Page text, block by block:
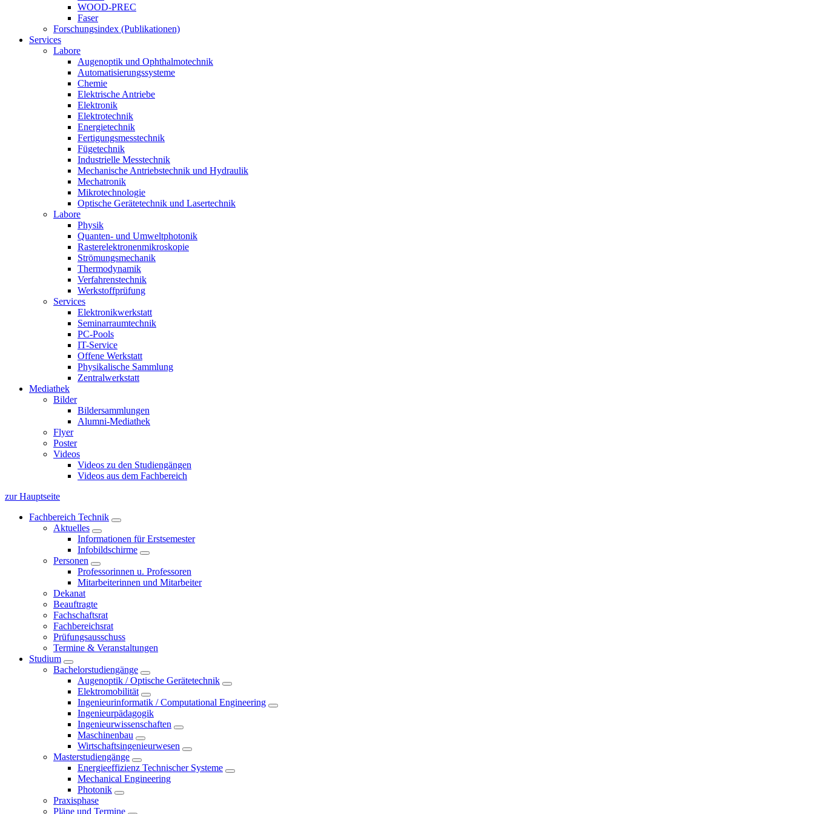
WOOD-PREC
Faser
Forschungsindex (Publikationen)
Services
Labore
Augenoptik und Ophthalmotechnik
Automatisierungssysteme
Chemie
Elektrische Antriebe
Elektronik
Elektrotechnik
Energietechnik
Fertigungsmesstechnik
Fügetechnik
Industrielle Messtechnik
Mechanische Antriebstechnik und Hydraulik
Mechatronik
Mikrotechnologie
Optische Gerätetechnik und Lasertechnik
Labore
Physik
Quanten- und Umweltphotonik
Rasterelektronenmikroskopie
Strömungsmechanik
Thermodynamik
Verfahrenstechnik
Werkstoffprüfung
Services
Elektronikwerkstatt
Seminarraumtechnik
PC-Pools
IT-Service
Offene Werkstatt
Physikalische Sammlung
Zentralwerkstatt
Mediathek
Bilder
Bildersammlungen
Alumni-Mediathek
Flyer
Poster
Videos
Videos zu den Studiengängen
Videos aus dem Fachbereich
zur Hauptseite
Fachbereich Technik
Aktuelles
Informationen für Erstsemester
Infobildschirme
Personen
Professorinnen u. Professoren
Mitarbeiterinnen und Mitarbeiter
Dekanat
Beauftragte
Fachschaftsrat
Fachbereichsrat
Prüfungsausschuss
Termine & Veranstaltungen
Studium
Bachelorstudiengänge
Augenoptik / Optische Gerätetechnik
Elektromobilität
Ingenieurinformatik / Computational Engineering
Ingenieurpädagogik
Ingenieurwissenschaften
Maschinenbau
Wirtschaftsingenieurwesen
Masterstudiengänge
Energieeffizienz Technischer Systeme
Mechanical Engineering
Photonik
Praxisphase
Pläne und Termine